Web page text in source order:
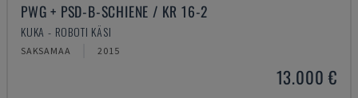
PWG + PSD-B-SCHIENE / KR 16-2
KUKA - ROBOTI KÄSI
SAKSAMAA 2015
13.000 €